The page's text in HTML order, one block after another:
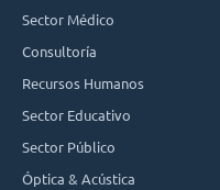
Sector Médico
Consultoría
Recursos Humanos
Sector Educativo
Sector Público
Óptica & Acústica